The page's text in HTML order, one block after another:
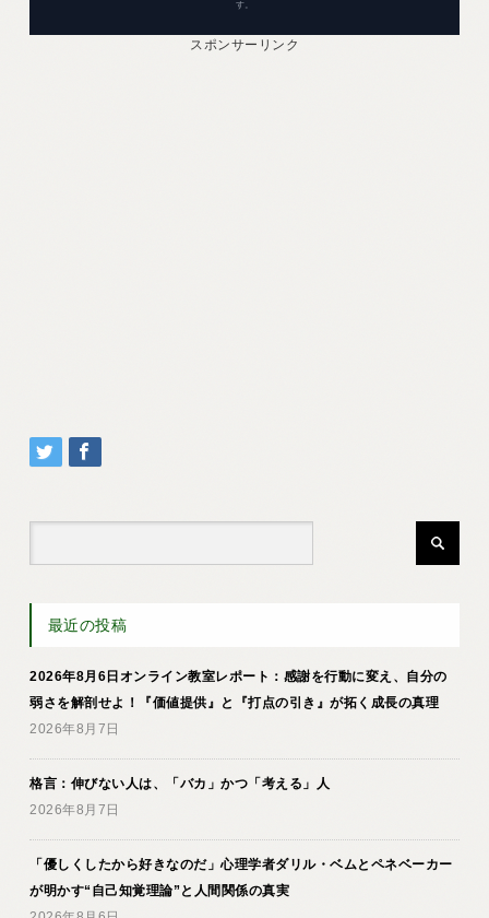
す。
スポンサーリンク
最近の投稿
2026年8月6日オンライン教室レポート：感謝を行動に変え、自分の
弱さを解剖せよ！『価値提供』と『打点の引き』が拓く成長の真理
2026年8月7日
格言：伸びない人は、「バカ」かつ「考える」人
2026年8月7日
「優しくしたから好きなのだ」心理学者ダリル・ベムとペネベーカー
が明かす“自己知覚理論”と人間関係の真実